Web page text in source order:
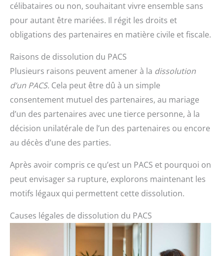
célibataires ou non, souhaitant vivre ensemble sans
pour autant être mariées. Il régit les droits et
obligations des partenaires en matière civile et fiscale.
Raisons de dissolution du PACS
Plusieurs raisons peuvent amener à la dissolution
d’un PACS. Cela peut être dû à un simple
consentement mutuel des partenaires, au mariage
d’un des partenaires avec une tierce personne, à la
décision unilatérale de l’un des partenaires ou encore
au décès d’une des parties.
Après avoir compris ce qu’est un PACS et pourquoi on
peut envisager sa rupture, explorons maintenant les
motifs légaux qui permettent cette dissolution.
Causes légales de dissolution du PACS